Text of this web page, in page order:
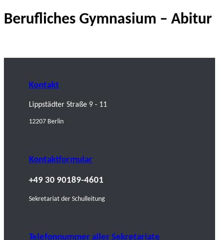
Berufliches Gymnasium – Abitur
Kontakt
Lippstädter Straße 9 - 11
12207 Berlin
Kontaktformular
+49 30 90189-4601
Sekretariat der Schulleitung
Telefonnummer aller Sekretariate